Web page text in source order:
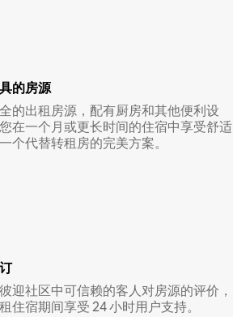
的房源
的出租房源，配有厨房和其他便利设
在一个月或更长时间的住宿中享受舒适
个代替转租房的完美方案。
迎社区中可信赖的客人对房源的评价，
住宿期间享受 24 小时用户支持。